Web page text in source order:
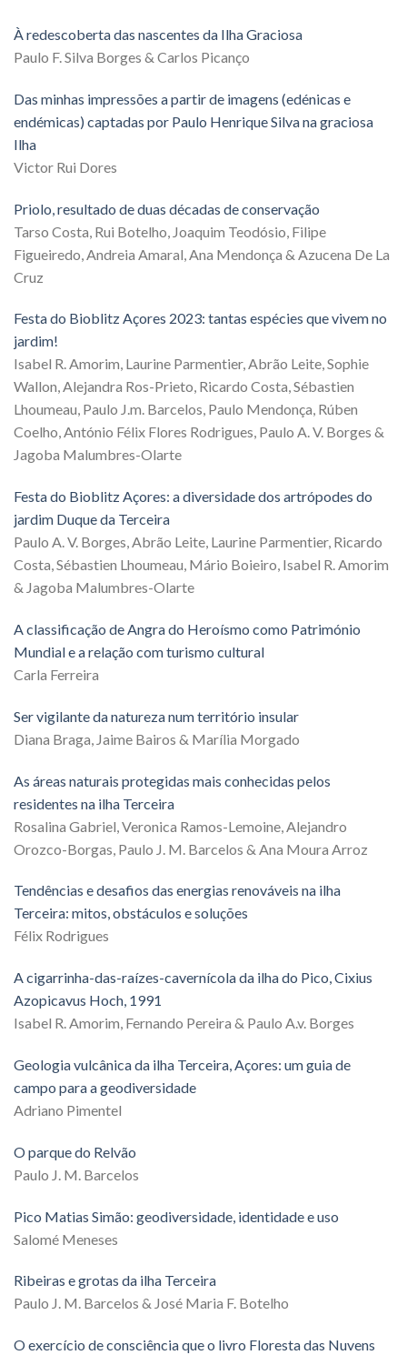
À redescoberta das nascentes da Ilha Graciosa
Paulo F. Silva Borges & Carlos Picanço
Das minhas impressões a partir de imagens (edénicas e
endémicas) captadas por Paulo Henrique Silva na graciosa
Ilha
Victor Rui Dores
Priolo, resultado de duas décadas de conservação
Tarso Costa, Rui Botelho, Joaquim Teodósio, Filipe
Figueiredo, Andreia Amaral, Ana Mendonça & Azucena De La
Cruz
Festa do Bioblitz Açores 2023: tantas espécies que vivem no
jardim!
Isabel R. Amorim, Laurine Parmentier, Abrão Leite, Sophie
Wallon, Alejandra Ros-Prieto, Ricardo Costa, Sébastien
Lhoumeau, Paulo J.m. Barcelos, Paulo Mendonça, Rúben
Coelho, António Félix Flores Rodrigues, Paulo A. V. Borges &
Jagoba Malumbres-Olarte
Festa do Bioblitz Açores: a diversidade dos artrópodes do
jardim Duque da Terceira
Paulo A. V. Borges, Abrão Leite, Laurine Parmentier, Ricardo
Costa, Sébastien Lhoumeau, Mário Boieiro, Isabel R. Amorim
& Jagoba Malumbres-Olarte
A classificação de Angra do Heroísmo como Património
Mundial e a relação com turismo cultural
Carla Ferreira
Ser vigilante da natureza num território insular
Diana Braga, Jaime Bairos & Marília Morgado
As áreas naturais protegidas mais conhecidas pelos
residentes na ilha Terceira
Rosalina Gabriel, Veronica Ramos-Lemoine, Alejandro
Orozco-Borgas, Paulo J. M. Barcelos & Ana Moura Arroz
Tendências e desafios das energias renováveis na ilha
Terceira: mitos, obstáculos e soluções
Félix Rodrigues
A cigarrinha-das-raízes-cavernícola da ilha do Pico, Cixius
Azopicavus Hoch, 1991
Isabel R. Amorim, Fernando Pereira & Paulo A.v. Borges
Geologia vulcânica da ilha Terceira, Açores: um guia de
campo para a geodiversidade
Adriano Pimentel
O parque do Relvão
Paulo J. M. Barcelos
Pico Matias Simão: geodiversidade, identidade e uso
Salomé Meneses
Ribeiras e grotas da ilha Terceira
Paulo J. M. Barcelos & José Maria F. Botelho
O exercício de consciência que o livro Floresta das Nuvens